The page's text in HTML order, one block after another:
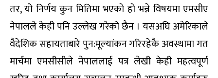
तर, यो निर्णय कुन मितिमा भएको हो भन्ने विषयमा एमसीए
नेपालले केही पनि उल्लेख गरेको छैन । यसअघि अमेरिकाले
वैदेशिक सहायताबारे पुन:मूल्यांकन गरिरहेकै अवस्थामा गत
मार्चमा एमसीसीले नेपाललाई पत्र लेखी केही महत्वपूर्ण